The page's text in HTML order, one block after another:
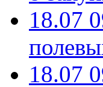
18.07
18.07